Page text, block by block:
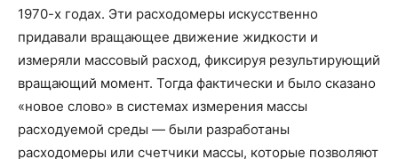
1970-х годах. Эти расходомеры искусственно
придавали вращающее движение жидкости и
измеряли массовый расход, фиксируя результирующий
вращающий момент. Тогда фактически и было сказано
«новое слово» в системах измерения массы
расходуемой среды — были разработаны
расходомеры или счетчики массы, которые позволяют